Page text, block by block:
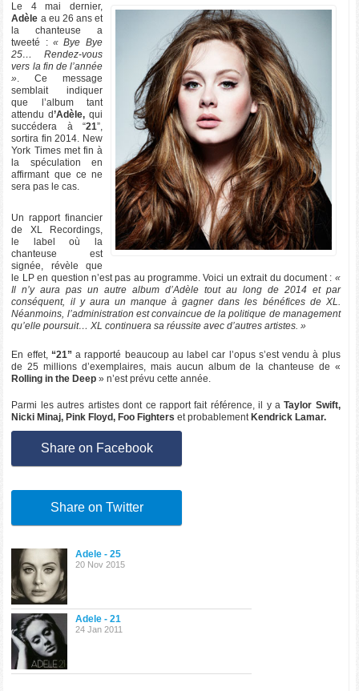
Le 4 mai dernier,
Adèle a eu 26 ans et
la chanteuse a
tweeté :« Bye Bye
25… Rendez-vous
vers la fin de l’année
». Ce message
semblait indiquer
que l’album tant
attendu d’Adèle, qui
succédera à “21”,
sortira fin 2014. New
York Times met fin à
la spéculation en
affirmant que ce ne
sera pas le cas.
Un rapport financier
de XL Recordings,
le label où la
chanteuse est
signée, révèle que
le LP en question n’est pas au programme. Voici un extrait du document : «
Il n’y aura pas un autre album d’Adèle tout au long de 2014 et par
conséquent, il y aura un manque à gagner dans les bénéfices de XL.
Néanmoins, l’administration est convaincue de la politique de management
qu’elle poursuit… XL continuera sa réussite avec d’autres artistes. »
En effet,“21” a rapporté beaucoup au label car l’opus s’est vendu à plus
de 25 millions d’exemplaires, mais aucun album de la chanteuse de «
Rolling in the Deep » n’est prévu cette année.
Parmi les autres artistes dont ce rapport fait référence, il y aTaylor Swift,
Nicki Minaj, Pink Floyd, Foo Fighters et probablement Kendrick Lamar.
Share on Facebook
Share on Twitter
Adele - 25
20 Nov 2015
Adele - 21
24 Jan 2011